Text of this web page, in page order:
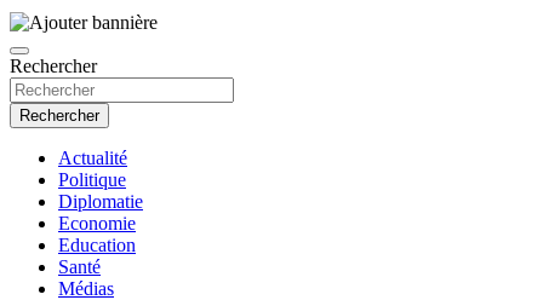
Rechercher
Rechercher
Actualité
Politique
Diplomatie
Economie
Education
Santé
Médias